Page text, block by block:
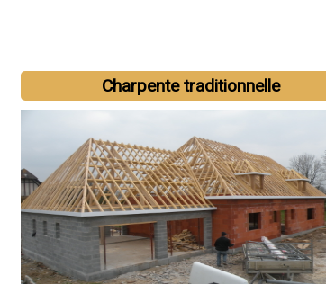
Charpente traditionnelle